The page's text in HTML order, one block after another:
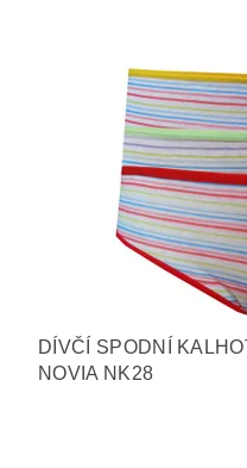
DÍVČÍ SPODNÍ
NOVIA NK28